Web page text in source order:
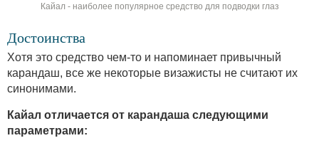
Кайал - наиболее популярное средство для подводки глаз
Достоинства
Хотя это средство чем-то и напоминает привычный
карандаш, все же некоторые визажисты не считают их
синонимами.
Кайал отличается от карандаша следующими
параметрами: